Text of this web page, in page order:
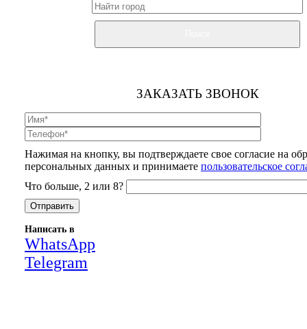
ЗАКАЗАТЬ ЗВОНОК
Нажимая на кнопку, вы подтверждаете свое согласие на
персональных данных и принимаете пользовательское
Что больше, 2 или 8?
Написать в
WhatsApp
Telegram